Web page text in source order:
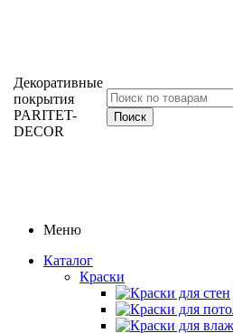
Декоративные
покрытия
PARITET-
DECOR
Меню
Каталог
Краски